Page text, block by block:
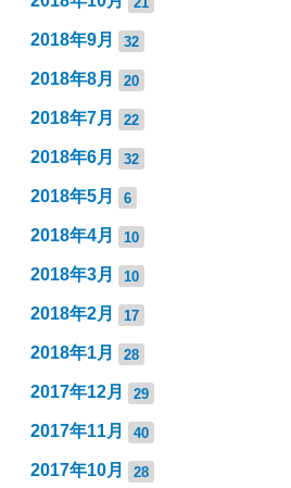
2018年9月 32
2018年8月 20
2018年7月 22
2018年6月 32
2018年5月 6
2018年4月 10
2018年3月 10
2018年2月 17
2018年1月 28
2017年12月 29
2017年11月 40
2017年10月 28